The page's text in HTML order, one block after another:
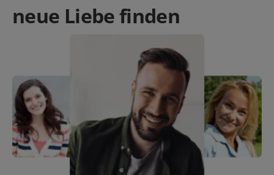
neue Liebe finden